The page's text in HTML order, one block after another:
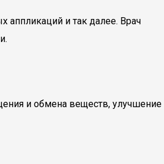
аппликаций и так далее. Врач
и обмена веществ, улучшение